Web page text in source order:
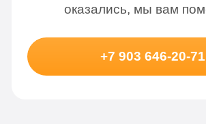
оказались, мы вам
+7 903 646-20-71